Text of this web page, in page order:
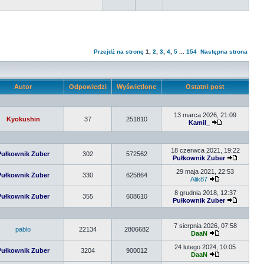
Przejdź na stronę 1 2 3 4 5 154 Następna strona
Autor Odpowiedzi Wyświetlone Ostatni post
Kyokushin 37 251810
13 marca 2026, 21:09
Kamil_
Zuber 302 572562
18 czerwca 2021, 19:22
Pułkownik Zuber
Zuber 330 625864
29 maja 2021, 22:53
Alik87
Zuber 355 608610
8 grudnia 2018, 12:37
Pułkownik Zuber
pablo 22134 2806682
7 sierpnia 2026, 07:58
DaaN
Zuber 3204 900012
24 lutego 2024, 10:05
DaaN